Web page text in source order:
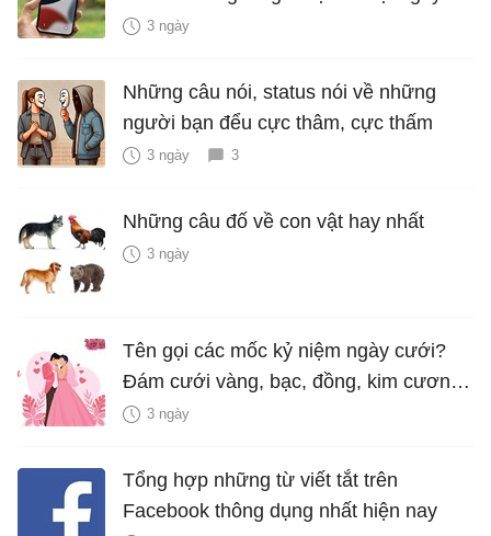
hiểm?
3 ngày
Những câu nói, status nói về những
người bạn đểu cực thâm, cực thấm
3 ngày 3
Những câu đố về con vật hay nhất
3 ngày
Tên gọi các mốc kỷ niệm ngày cưới?
Đám cưới vàng, bạc, đồng, kim cương
là bao nhiêu năm?
3 ngày
Tổng hợp những từ viết tắt trên
Facebook thông dụng nhất hiện nay